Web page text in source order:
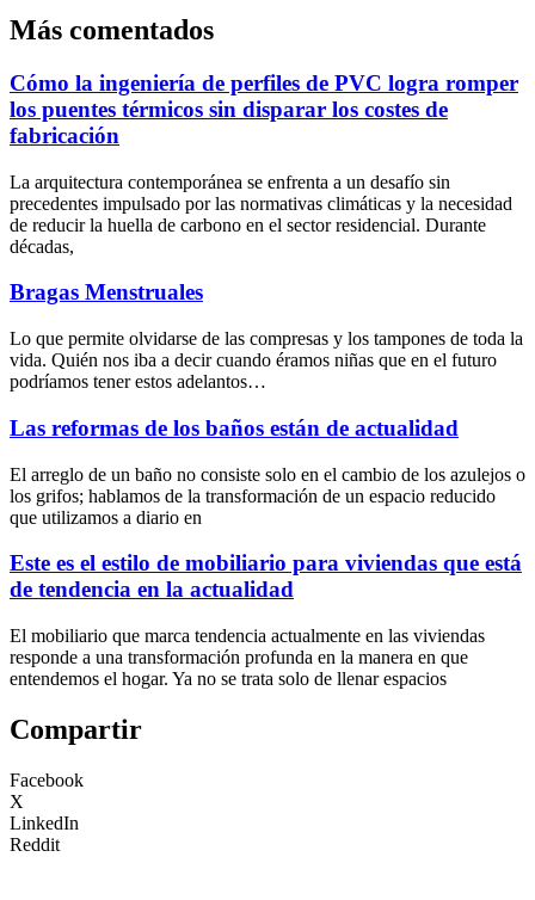
Más comentados
Cómo la ingeniería de perfiles de PVC logra romper
los puentes térmicos sin disparar los costes de
fabricación
La arquitectura contemporánea se enfrenta a un desafío sin
precedentes impulsado por las normativas climáticas y la necesidad
de reducir la huella de carbono en el sector residencial. Durante
décadas,
Bragas Menstruales
Lo que permite olvidarse de las compresas y los tampones de toda la
vida. Quién nos iba a decir cuando éramos niñas que en el futuro
podríamos tener estos adelantos…
Las reformas de los baños están de actualidad
El arreglo de un baño no consiste solo en el cambio de los azulejos o
los grifos; hablamos de la transformación de un espacio reducido
que utilizamos a diario en
Este es el estilo de mobiliario para viviendas que está
de tendencia en la actualidad
El mobiliario que marca tendencia actualmente en las viviendas
responde a una transformación profunda en la manera en que
entendemos el hogar. Ya no se trata solo de llenar espacios
Compartir
Facebook
X
LinkedIn
Reddit